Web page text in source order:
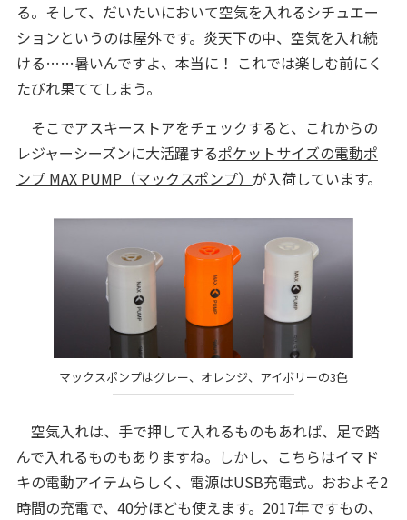
る。そして、だいたいにおいて空気を入れるシチュエー
ションというのは屋外です。炎天下の中、空気を入れ続
ける……暑いんですよ、本当に！ これでは楽しむ前にく
たびれ果ててしまう。
そこでアスキーストアをチェックすると、これからの
レジャーシーズンに大活躍するポケットサイズの電動ポ
ンプ MAX PUMP（マックスポンプ） が入荷しています。
マックスポンプはグレー、オレンジ、アイボリーの3色
空気入れは、手で押して入れるものもあれば、足で踏
んで入れるものもありますね。しかし、こちらはイマド
キの電動アイテムらしく、電源はUSB充電式。おおよそ2
時間の充電で、40分ほども使えます。2017年ですもの、